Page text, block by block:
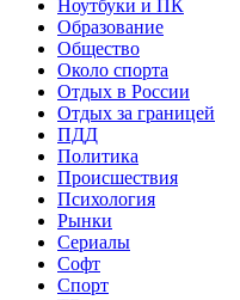
Ноутбуки и ПК
Образование
Общество
Около спорта
Отдых в России
Отдых за границей
ПДД
Политика
Происшествия
Психология
Рынки
Сериалы
Софт
Спорт